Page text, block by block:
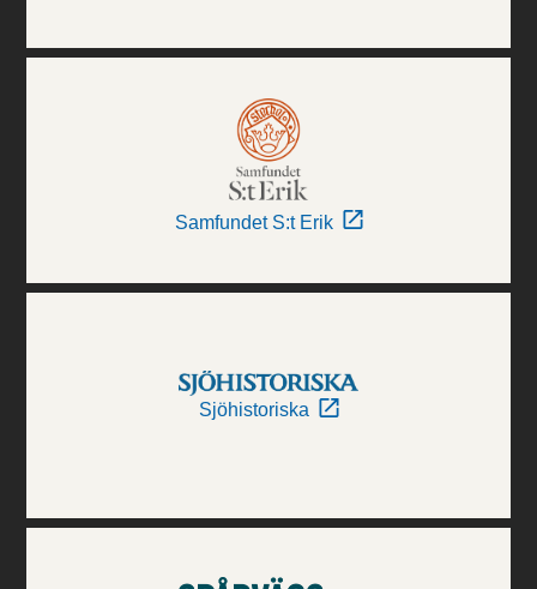
Samfundet S:t Erik
Sjöhistoriska